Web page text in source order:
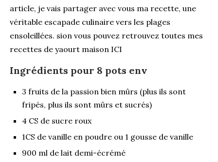
article, je vais partager avec vous ma recette, une
véritable escapade culinaire vers les plages
ensoleillées. sion vous pouvez retrouvez toutes mes
recettes de yaourt maison ICI
Ingrédients pour 8 pots env
3 fruits de la passion bien mûrs (plus ils sont
fripés, plus ils sont mûrs et sucrés)
4 CS de sucre roux
1CS de vanille en poudre ou 1 gousse de vanille
900 ml de lait demi-écrémé